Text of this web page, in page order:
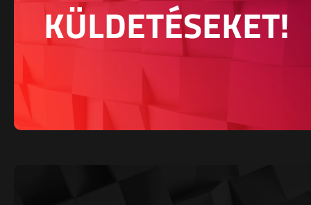
KÜLDETÉSEKET!